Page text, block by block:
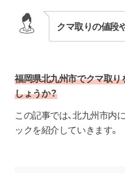
クマ取りの値段
福岡県北九州市でクマ取
しょうか？
この記事では、北九州市内
ックを紹介していきます。